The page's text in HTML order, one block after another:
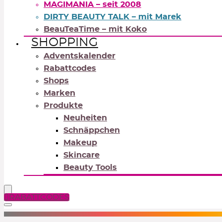
MAGIMANIA – seit 2008
DIRTY BEAUTY TALK – mit Marek
BeauTeaTime – mit Koko
SHOPPING
Adventskalender
Rabattcodes
Shops
Marken
Produkte
Neuheiten
Schnäppchen
Makeup
Skincare
Beauty Tools
RABATTCODES